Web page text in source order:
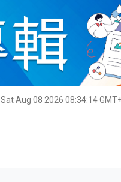
Sat Aug 08 2026 08:34:15
名家榜 灼見活動